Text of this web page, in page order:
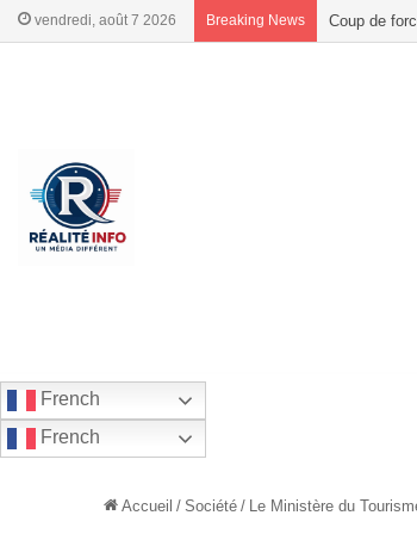
vendredi, août 7 2026 Breaking News Coup de
French
French
Accueil / Société / Le Ministère du